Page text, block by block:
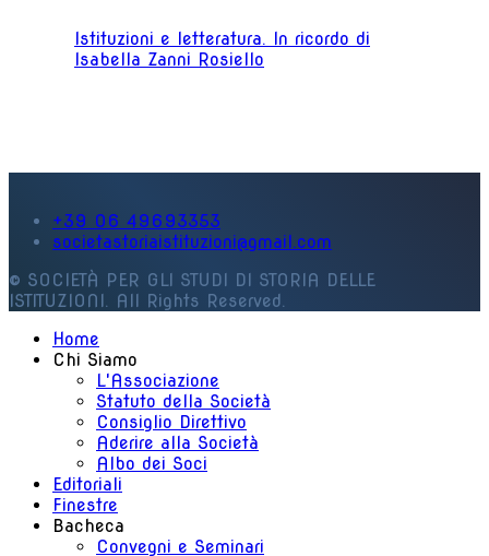
Istituzioni e letteratura. In ricordo di
Isabella Zanni Rosiello
+39 06 49693353
societastoriaistituzioni@gmail.com
© SOCIETÀ PER GLI STUDI DI STORIA DELLE
ISTITUZIONI. All Rights Reserved.
Home
Chi Siamo
L'Associazione
Statuto della Società
Consiglio Direttivo
Aderire alla Società
Albo dei Soci
Editoriali
Finestre
Bacheca
Convegni e Seminari